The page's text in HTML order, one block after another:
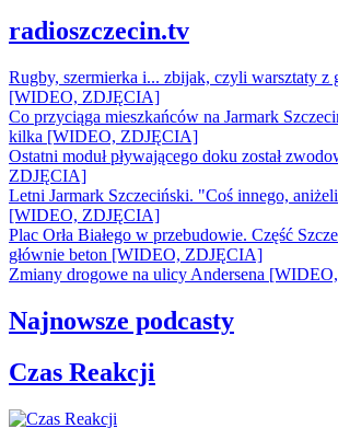
radioszczecin.tv
Rugby, szermierka i... zbijak, czyli warsztaty z
[WIDEO, ZDJĘCIA]
Co przyciąga mieszkańców na Jarmark
kilka [WIDEO, ZDJĘCIA]
Ostatni moduł pływającego doku został
ZDJĘCIA]
Letni Jarmark Szczeciński. "Coś innego,
[WIDEO, ZDJĘCIA]
Plac Orła Białego w przebudowie. Część
głównie beton [WIDEO, ZDJĘCIA]
Zmiany drogowe na ulicy Andersena
Najnowsze podcasty
Czas Reakcji